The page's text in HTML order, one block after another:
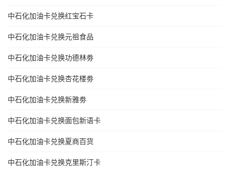
中石化加油卡兑换红宝石卡
中石化加油卡兑换元祖食品
中石化加油卡兑换功德林劵
中石化加油卡兑换杏花楼劵
中石化加油卡兑换新雅劵
中石化加油卡兑换面包新语卡
中石化加油卡兑换夏商百货
中石化加油卡兑换克里斯汀卡